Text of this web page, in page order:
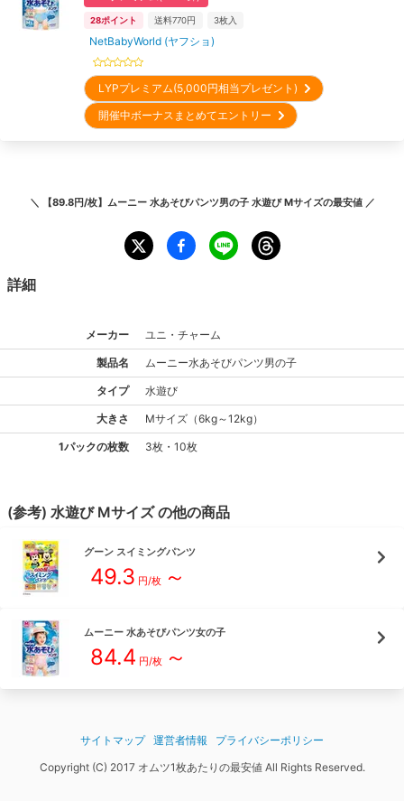
28ポイント 送料770円 3枚入
NetBabyWorld (ヤフショ)
LYPプレミアム(5,000円相当プレゼント)
開催中ボーナスまとめてエントリー
＼ 【89.8円/枚】ムーニー 水あそびパンツ男の子 水遊び Mサイズの最安値 ／
詳細
メーカー ユニ・チャーム
製品名 ムーニー水あそびパンツ男の子
タイプ 水遊び
大きさ Mサイズ （6kg～12kg）
1パックの枚数 3枚・10枚
(参考) 水遊び Mサイズの他の商品
グーン スイミングパンツ
49.3 円/枚 ～
ムーニー 水あそびパンツ女の子
84.4 円/枚 ～
サイトマップ 運営者情報
プライバシーポリシー
Copyright (C) 2017 オムツ1枚あたりの最安値 All Rights Reserved.